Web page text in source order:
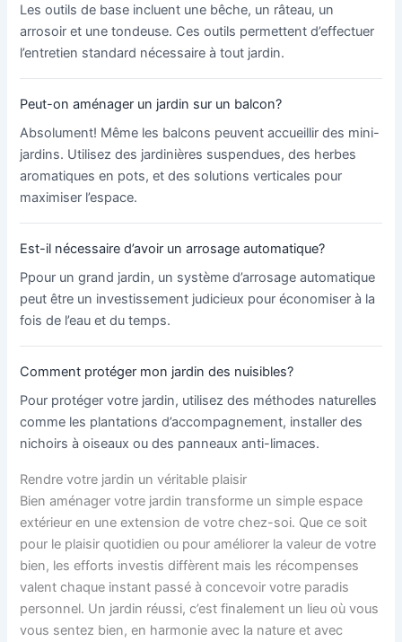
Les outils de base incluent une bêche, un râteau, un
arrosoir et une tondeuse. Ces outils permettent d’effectuer
l’entretien standard nécessaire à tout jardin.
Peut-on aménager un jardin sur un balcon?
Absolument! Même les balcons peuvent accueillir des mini-
jardins. Utilisez des jardinières suspendues, des herbes
aromatiques en pots, et des solutions verticales pour
maximiser l’espace.
Est-il nécessaire d’avoir un arrosage automatique?
Ppour un grand jardin, un système d’arrosage automatique
peut être un investissement judicieux pour économiser à la
fois de l’eau et du temps.
Comment protéger mon jardin des nuisibles?
Pour protéger votre jardin, utilisez des méthodes naturelles
comme les plantations d’accompagnement, installer des
nichoirs à oiseaux ou des panneaux anti-limaces.
Rendre votre jardin un véritable plaisir
Bien aménager votre jardin transforme un simple espace
extérieur en une extension de votre chez-soi. Que ce soit
pour le plaisir quotidien ou pour améliorer la valeur de votre
bien, les efforts investis diffèrent mais les récompenses
valent chaque instant passé à concevoir votre paradis
personnel. Un jardin réussi, c’est finalement un lieu où vous
vous sentez bien, en harmonie avec la nature et avec